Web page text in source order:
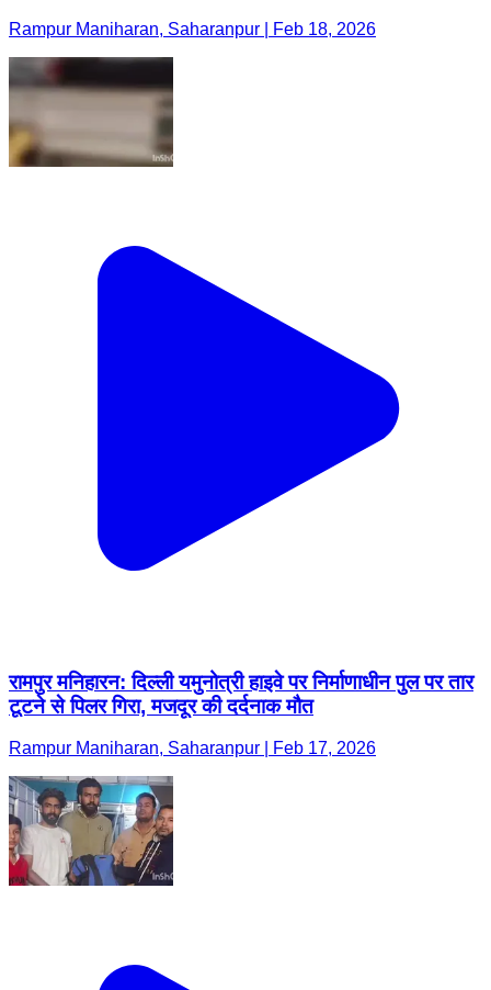
Rampur Maniharan, Saharanpur | Feb 18, 2026
रामपुर मनिहारन: दिल्ली यमुनोत्री हाइवे पर निर्माणाधीन पुल पर तार
टूटने से पिलर गिरा, मजदूर की दर्दनाक मौत
Rampur Maniharan, Saharanpur | Feb 17, 2026